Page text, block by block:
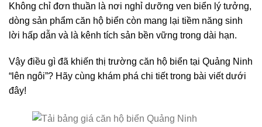
Không chỉ đơn thuần là nơi nghỉ dưỡng ven biển lý tưởng,
dòng sản phẩm căn hộ biển còn mang lại tiềm năng sinh
lời hấp dẫn và là kênh tích sản bền vững trong dài hạn.
Vậy điều gì đã khiến thị trường căn hộ biển tại Quảng Ninh
“lên ngôi”? Hãy cùng khám phá chi tiết trong bài viết dưới
đây!